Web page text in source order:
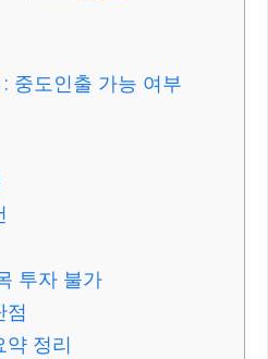
중도인출 가능 여부
투자 불가
점
약 정리